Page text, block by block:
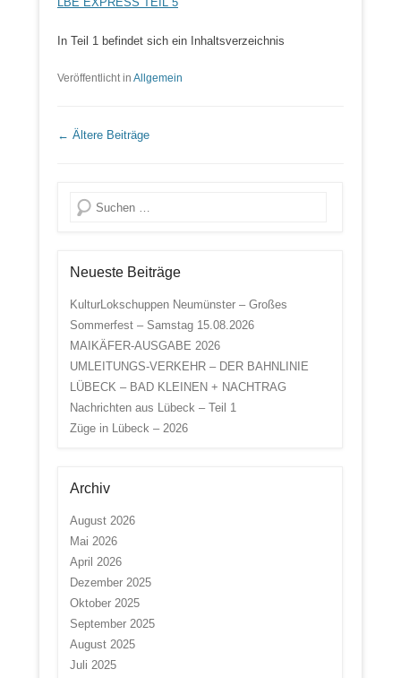
In Teil 1 befindet sich ein Inhaltsverzeichnis
Veröffentlicht in Allgemein
Beitrags Übersicht
← Ältere Beiträge
Suche
Neueste Beiträge
KulturLokschuppen Neumünster – Großes
Sommerfest – Samstag 15.08.2026
MAIKÄFER-AUSGABE 2026
UMLEITUNGS-VERKEHR – DER BAHNLINIE
LÜBECK – BAD KLEINEN + NACHTRAG
Nachrichten aus Lübeck – Teil 1
Züge in Lübeck – 2026
Archiv
August 2026
Mai 2026
April 2026
Dezember 2025
Oktober 2025
September 2025
August 2025
Juli 2025